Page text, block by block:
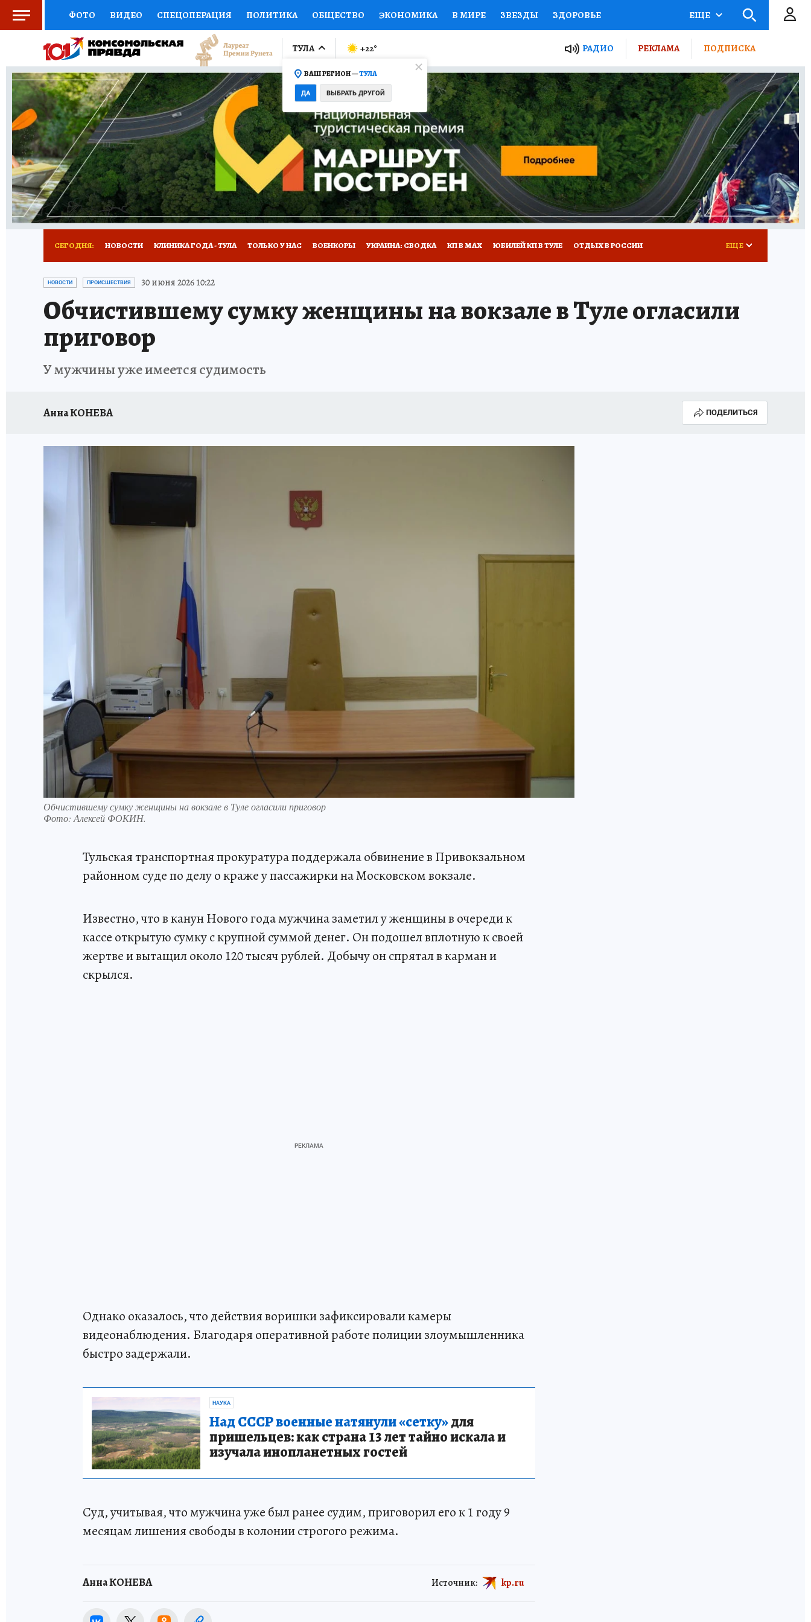
ФОТО ВИДЕО СПЕЦОПЕРАЦИЯ ПОЛИТИКА ОБЩЕСТВО ЭКОНОМИКА В МИРЕ ЗВЕЗДЫ ЗДОРОВЬЕ
СОЦПОДДЕРЖКА НАУКА СПОРТ КОЛУМНИСТЫ ПРОИСШЕСТВИЯ НАЦИОНАЛЬНЫЕ ПРОЕКТЫ РОССИИ
ВЫБОР ЭКСПЕРТОВ ДОКТОР ФИНАНСЫ ОТКРЫВАЕМ МИР СЕМЬЯ ЖЕНСКИЕ СЕКРЕТЫ ПУТЕВОДИТЕЛЬ
КНИЖНАЯ ПОЛКА ПРОГНОЗЫ НА СПОРТ ПРОМОКОДЫ СЕРИАЛЫ СПЕЦПРОЕКТЫ ДЕФИЦИТ ЖЕЛЕЗА ТУРИЗМ
ПРЕСС-ЦЕНТР НЕДВИЖИМОСТЬ ТЕЛЕВИЗОР КОЛЛЕКЦИИ КОНКУРСЫ РАБОТА У НАС ГИД ПОТРЕБИТЕЛЯ ВСЕ О КП
РАДИО КП РЕКЛАМА ТЕСТЫ НОВОЕ НА САЙТЕ
ЕЩЕ
ТУЛА
ВАШ РЕГИОН —ТУЛА
ДА ВЫБРАТЬ ДРУГОЙ
+22° РАДИО РЕКЛАМА ПОДПИСКА
СЕГОДНЯ: НОВОСТИ КЛИНИКА ГОДА - ТУЛА ТОЛЬКО У НАС ВОЕНКОРЫ УКРАИНА: СВОДКА КП В МАХ ЮБИЛЕЙ КП В ТУЛЕ ОТДЫХ В РОССИИ
ЗАПОВЕДНАЯ РОССИЯ ПРОИСШЕСТВИЯ
ЕЩЕ
НОВОСТИ ПРОИСШЕСТВИЯ 30 июня 2026 10:22
Обчистившему сумку женщины на вокзале в Туле огласили
приговор
У мужчины уже имеется судимость
Анна КОНЕВА ПОДЕЛИТЬСЯ
Обчистившему сумку женщины на вокзале в Туле огласили приговор
Фото: Алексей ФОКИН.
Тульская транспортная прокуратура поддержала обвинение в Привокзальном
районном суде по делу о краже у пассажирки на Московском вокзале.
Известно, что в канун Нового года мужчина заметил у женщины в очереди к
кассе открытую сумку с крупной суммой денег. Он подошел вплотную к своей
жертве и вытащил около 120 тысяч рублей. Добычу он спрятал в карман и
скрылся.
Однако оказалось, что действия воришки зафиксировали камеры
видеонаблюдения. Благодаря оперативной работе полиции злоумышленника
быстро задержали.
НАУКА
Над СССР военные натянули «сетку»для
пришельцев: как страна 13 лет тайно искала и
изучала инопланетных гостей
Суд, учитывая, что мужчина уже был ранее судим, приговорил его к 1 году 9
месяцам лишения свободы в колонии строгого режима.
Анна КОНЕВА Источник: kp.ru